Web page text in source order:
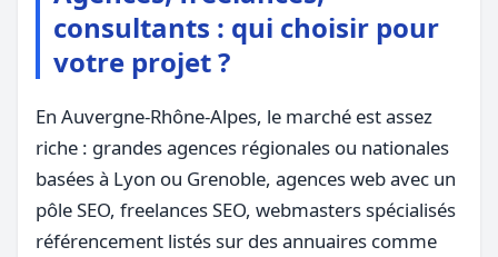
consultants : qui choisir pour
votre projet ?
En Auvergne-Rhône-Alpes, le marché est assez
riche : grandes agences régionales ou nationales
basées à Lyon ou Grenoble, agences web avec un
pôle SEO, freelances SEO, webmasters spécialisés
référencement listés sur des annuaires comme